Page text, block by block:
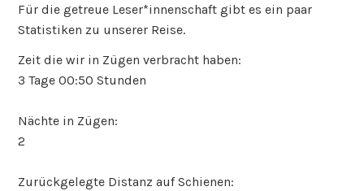
Für die getreue Leser*innenschaft gibt es ein paar
Statistiken zu unserer Reise.
Zeit die wir in Zügen verbracht haben:
3 Tage 00:50 Stunden
Nächte in Zügen:
2
Zurückgelegte Distanz auf Schienen: